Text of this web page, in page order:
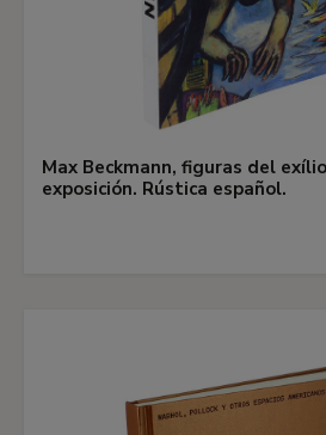
Max Beckmann, figuras del
exposición. Rústica español.